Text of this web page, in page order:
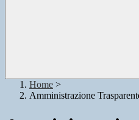
Home >
Amministrazione